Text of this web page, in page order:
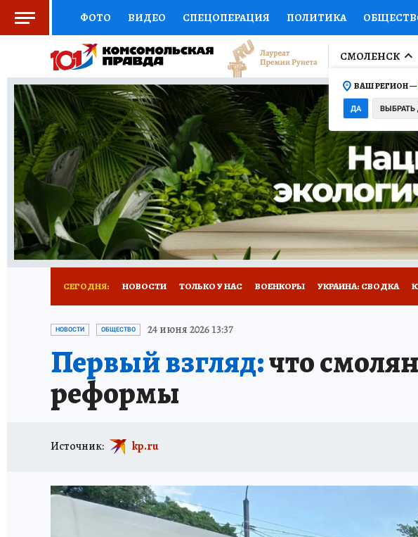
ФОТО ВИДЕО СПЕЦОПЕРАЦИЯ ПОЛИТИКА
СОЦПОДДЕРЖКА НАУКА СПОРТ КОЛУМНИСТЫ
ВЫБОР ЭКСПЕРТОВ ДОКТОР ФИНАНСЫ ОТКРЫВАЕМ
КНИЖНАЯ ПОЛКА ПРОГНОЗЫ НА СПОРТ ПРОМОКОДЫ
ПРЕСС-ЦЕНТР НЕДВИЖИМОСТЬ ТЕЛЕВИЗОР
РАДИО КП РЕКЛАМА ТЕСТЫ НОВОЕ НА САЙТЕ
СМОЛЕНСК
ВАШ РЕГИОН —
ДА ВЫБРАТЬ
СЕГОДНЯ: НОВОСТИ ТОЛЬКО У НАС ВОЕНКОРЫ УКРАИНА: СВОДКА
ИСПЫТАНО НА СЕБЕ
НОВОСТИ ОБЩЕСТВО 24 июня 2026 13:37
Первый взгляд:что
реформы
Источник: kp.ru